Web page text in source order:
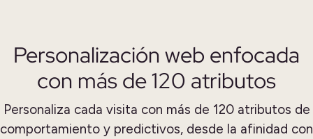
Personalización web enfocada
con más de 120 atributos
Personaliza cada visita con más de 120 atributos de
comportamiento y predictivos, desde la afinidad con